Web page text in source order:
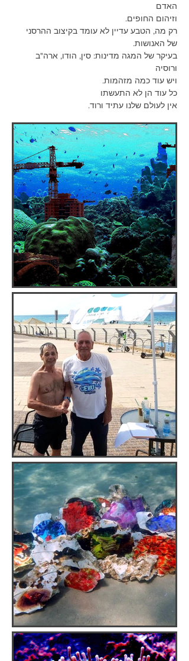
האדם
וזיהום החופים.
רק מה, הטבע עדיין לא עומד בקיצוב ההרסני
של האנושות.
בעיקר של המגה מדינות: סין, הודו, ארה"ב
ורוסיה
ויש עוד כמה מזהמות.
כל עוד הן לא התעשתו
אין לעולם שלנו עתיד ורוד.